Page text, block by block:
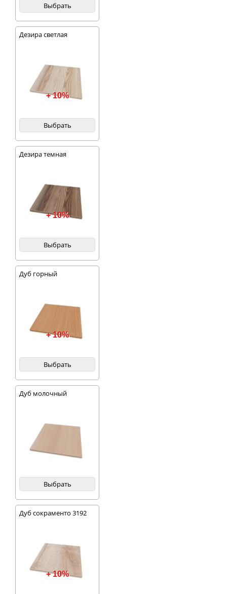
Выбрать
Дезира светлая
+ 10%
Выбрать
Дезира темная
+ 10%
Выбрать
Дуб горный
+ 10%
Выбрать
Дуб молочный
Выбрать
Дуб сокраменто 3192
+ 10%